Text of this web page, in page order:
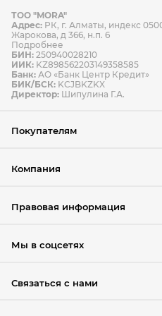
Способы оплаты Способы
Условия возврата товара
ТОО "MORA"
Адрес: РК, г. Алматы, индекс
Жарокова, д 366, н.п. 6
Подробнее
БИН: 250940028210
ИИК: KZ898562203149358585
Банк: АО «Банк Центр Кредит»
БИК/БСК: KCJBKZKX
Директор: Шипулина Г.А.
Покупателям
Компания
Правовая информация
Мы в соцсетях
Связаться с нами